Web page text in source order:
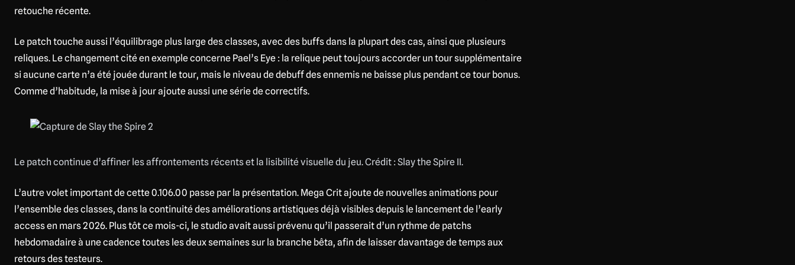
retouche récente.
Le patch touche aussi l’équilibrage plus large des classes, avec des buffs dans la plupart des cas, ainsi que plusieurs
reliques. Le changement cité en exemple concerne Pael’s Eye : la relique peut toujours accorder un tour supplémentaire
si aucune carte n’a été jouée durant le tour, mais le niveau de debuff des ennemis ne baisse plus pendant ce tour bonus.
Comme d’habitude, la mise à jour ajoute aussi une série de correctifs.
Le patch continue d’affiner les affrontements récents et la lisibilité visuelle du jeu. Crédit : Slay the Spire II.
L’autre volet important de cette 0.106.00 passe par la présentation. Mega Crit ajoute de nouvelles animations pour
l’ensemble des classes, dans la continuité des améliorations artistiques déjà visibles depuis le lancement de l’early
access en mars 2026. Plus tôt ce mois-ci, le studio avait aussi prévenu qu’il passerait d’un rythme de patchs
hebdomadaire à une cadence toutes les deux semaines sur la branche bêta, afin de laisser davantage de temps aux
retours des testeurs.